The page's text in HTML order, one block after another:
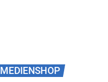
MEDIENSHOP